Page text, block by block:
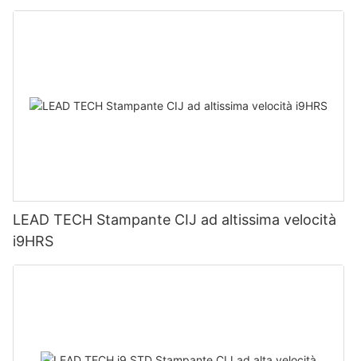
LEAD TECH Stampante CIJ ad altissima velocità
i9HRS